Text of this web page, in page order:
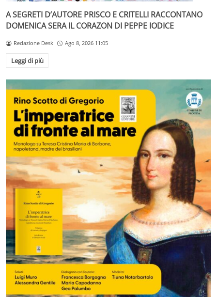
A SEGRETI D’AUTORE PRISCO E CRITELLI RACCONTANO
DOMENICA SERA IL CORAZON DI PEPPE IODICE
Redazione Desk Ago 8, 2026 11:05
Leggi di più